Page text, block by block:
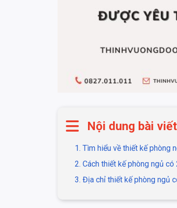
Nội dung bài
1. Tìm hiểu về thiết kế phòng
2. Cách thiết kế phòng ngủ
3. Địa chỉ thiết kế phòng ngủ